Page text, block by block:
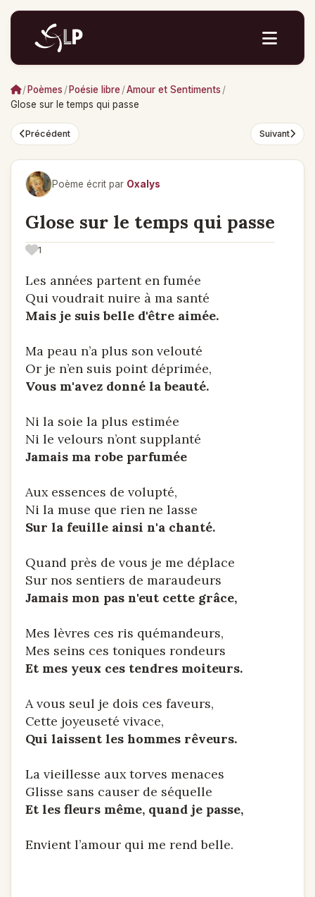
/ Poèmes / Poésie libre/Amour et Sentiments /
Glose sur le temps qui passe
Précédent Suivant
Poème écrit par Oxalys
Glose sur le temps qui passe
1
Les années partent en fumée
Qui voudrait nuire à ma santé
Mais je suis belle d'être aimée.
Ma peau n’a plus son velouté
Or je n’en suis point déprimée,
Vous m'avez donné la beauté.
Ni la soie la plus estimée
Ni le velours n’ont supplanté
Jamais ma robe parfumée
Aux essences de volupté,
Ni la muse que rien ne lasse
Sur la feuille ainsi n'a chanté.
Quand près de vous je me déplace
Sur nos sentiers de maraudeurs
Jamais mon pas n'eut cette grâce,
Mes lèvres ces ris quémandeurs,
Mes seins ces toniques rondeurs
Et mes yeux ces tendres moiteurs.
A vous seul je dois ces faveurs,
Cette joyeuseté vivace,
Qui laissent les hommes rêveurs.
La vieillesse aux torves menaces
Glisse sans causer de séquelle
Et les fleurs même, quand je passe,
Envient l’amour qui me rend belle.